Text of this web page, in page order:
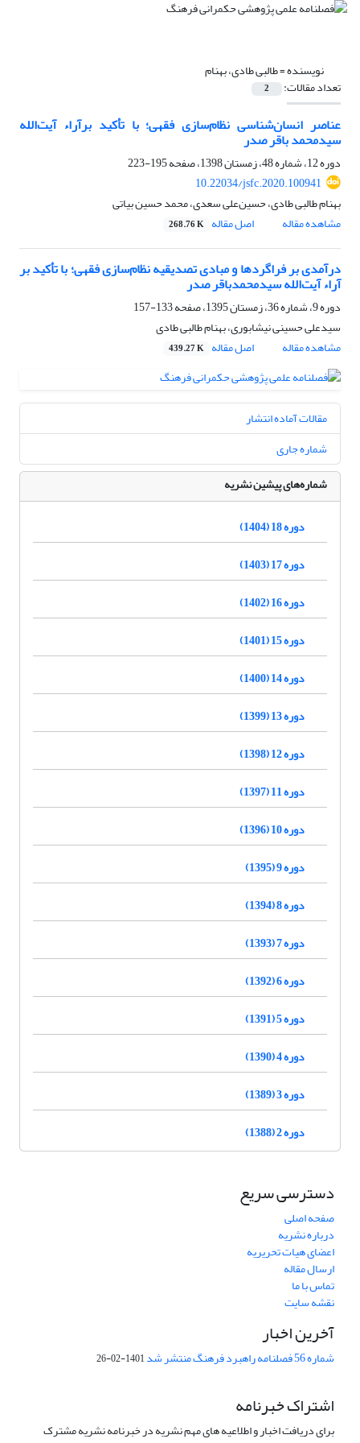
نویسنده =طالبی طادی، بهنام
تعداد مقالات: 2
عناصر انسان‌شناسی نظام‌سازی فقهی؛ با تأکید برآراء آیت‌الله
سیدمحمد باقر صدر
دوره 12، شماره 48، زمستان 1398، صفحه
195-223
10.22034/jsfc.2020.100941
بهنام طالبی طادی، حسین‌علی سعدی، محمد حسین بیاتی
مشاهده مقاله
اصل مقاله 268.76 K
درآمدی بر فراگردها و مبادی تصدیقیه نظام‌سازی فقهی؛ با تأکید بر
آراء آیت‌الله سیدمحمدباقر صدر
دوره 9، شماره 36، زمستان 1395، صفحه
133-157
سیدعلی حسینی نیشابوری، بهنام طالبی طادی
مشاهده مقاله
اصل مقاله 439.27 K
مقالات آماده انتشار
شماره جاری
شماره‌های پیشین نشریه
دوره 18 (1404)
دوره 17 (1403)
دوره 16 (1402)
دوره 15 (1401)
دوره 14 (1400)
دوره 13 (1399)
دوره 12 (1398)
دوره 11 (1397)
دوره 10 (1396)
دوره 9 (1395)
دوره 8 (1394)
دوره 7 (1393)
دوره 6 (1392)
دوره 5 (1391)
دوره 4 (1390)
دوره 3 (1389)
دوره 2 (1388)
دسترسی سریع
صفحه اصلی
درباره نشریه
اعضای هیات تحریریه
ارسال مقاله
تماس با ما
نقشه سایت
آخرین اخبار
شماره 56 فصلنامه راهبرد فرهنگ منتشر شد 1401-02-26
اشتراک خبرنامه
برای دریافت اخبار و اطلاعیه های مهم نشریه در خبرنامه نشریه مشترک